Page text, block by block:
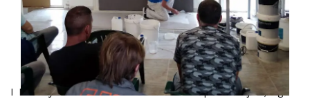
I Luxury Concrete streber vi etter perfeksjon, og